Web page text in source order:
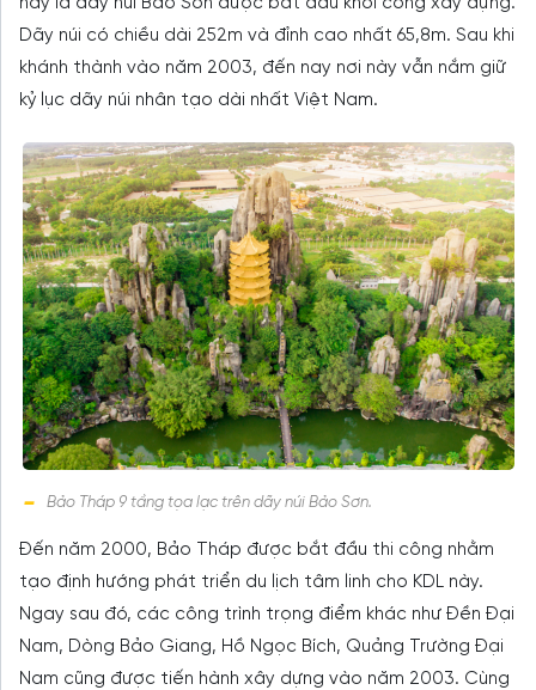
Dãy núi có chiều dài 252m và đỉnh cao nhất 65,8m. Sau khi
khánh thành vào năm 2003, đến nay nơi này vẫn nắm giữ
kỷ lục dãy núi nhân tạo dài nhất Việt Nam.
Bảo Tháp 9 tầng tọa lạc trên dãy núi Bảo Sơn.
Đến năm 2000, Bảo Tháp được bắt đầu thi công nhằm
tạo định hướng phát triển du lịch tâm linh cho KDL này.
Ngay sau đó, các công trình trọng điểm khác như Đền Đại
Nam, Dòng Bảo Giang, Hồ Ngọc Bích, Quảng Trường Đại
Nam cũng được tiến hành xây dựng vào năm 2003. Cùng